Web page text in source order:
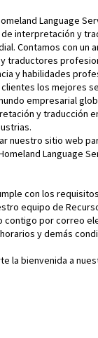
Language
interpretación y
Contamos con un
traductores
y habilidades
los mejores
empresarial
y traducción
nuestro sitio web
Language
con los
equipo de
contigo por correo
y demás
la bienvenida a